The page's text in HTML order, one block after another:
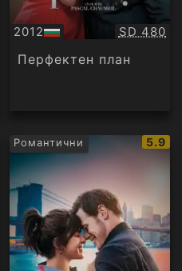
2012
БГ
аудио
SD 480
Перфектен план
Романтични
IMDb
5.9